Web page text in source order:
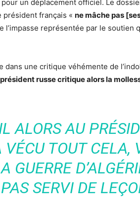
un déplacement officiel. Le
président français « ne mâche pas
l’impasse représentée par le soutien
dans une critique véhémente de
russe critique alors la
ALORS AU
TOUT CELA,
GUERRE
SERVI DE